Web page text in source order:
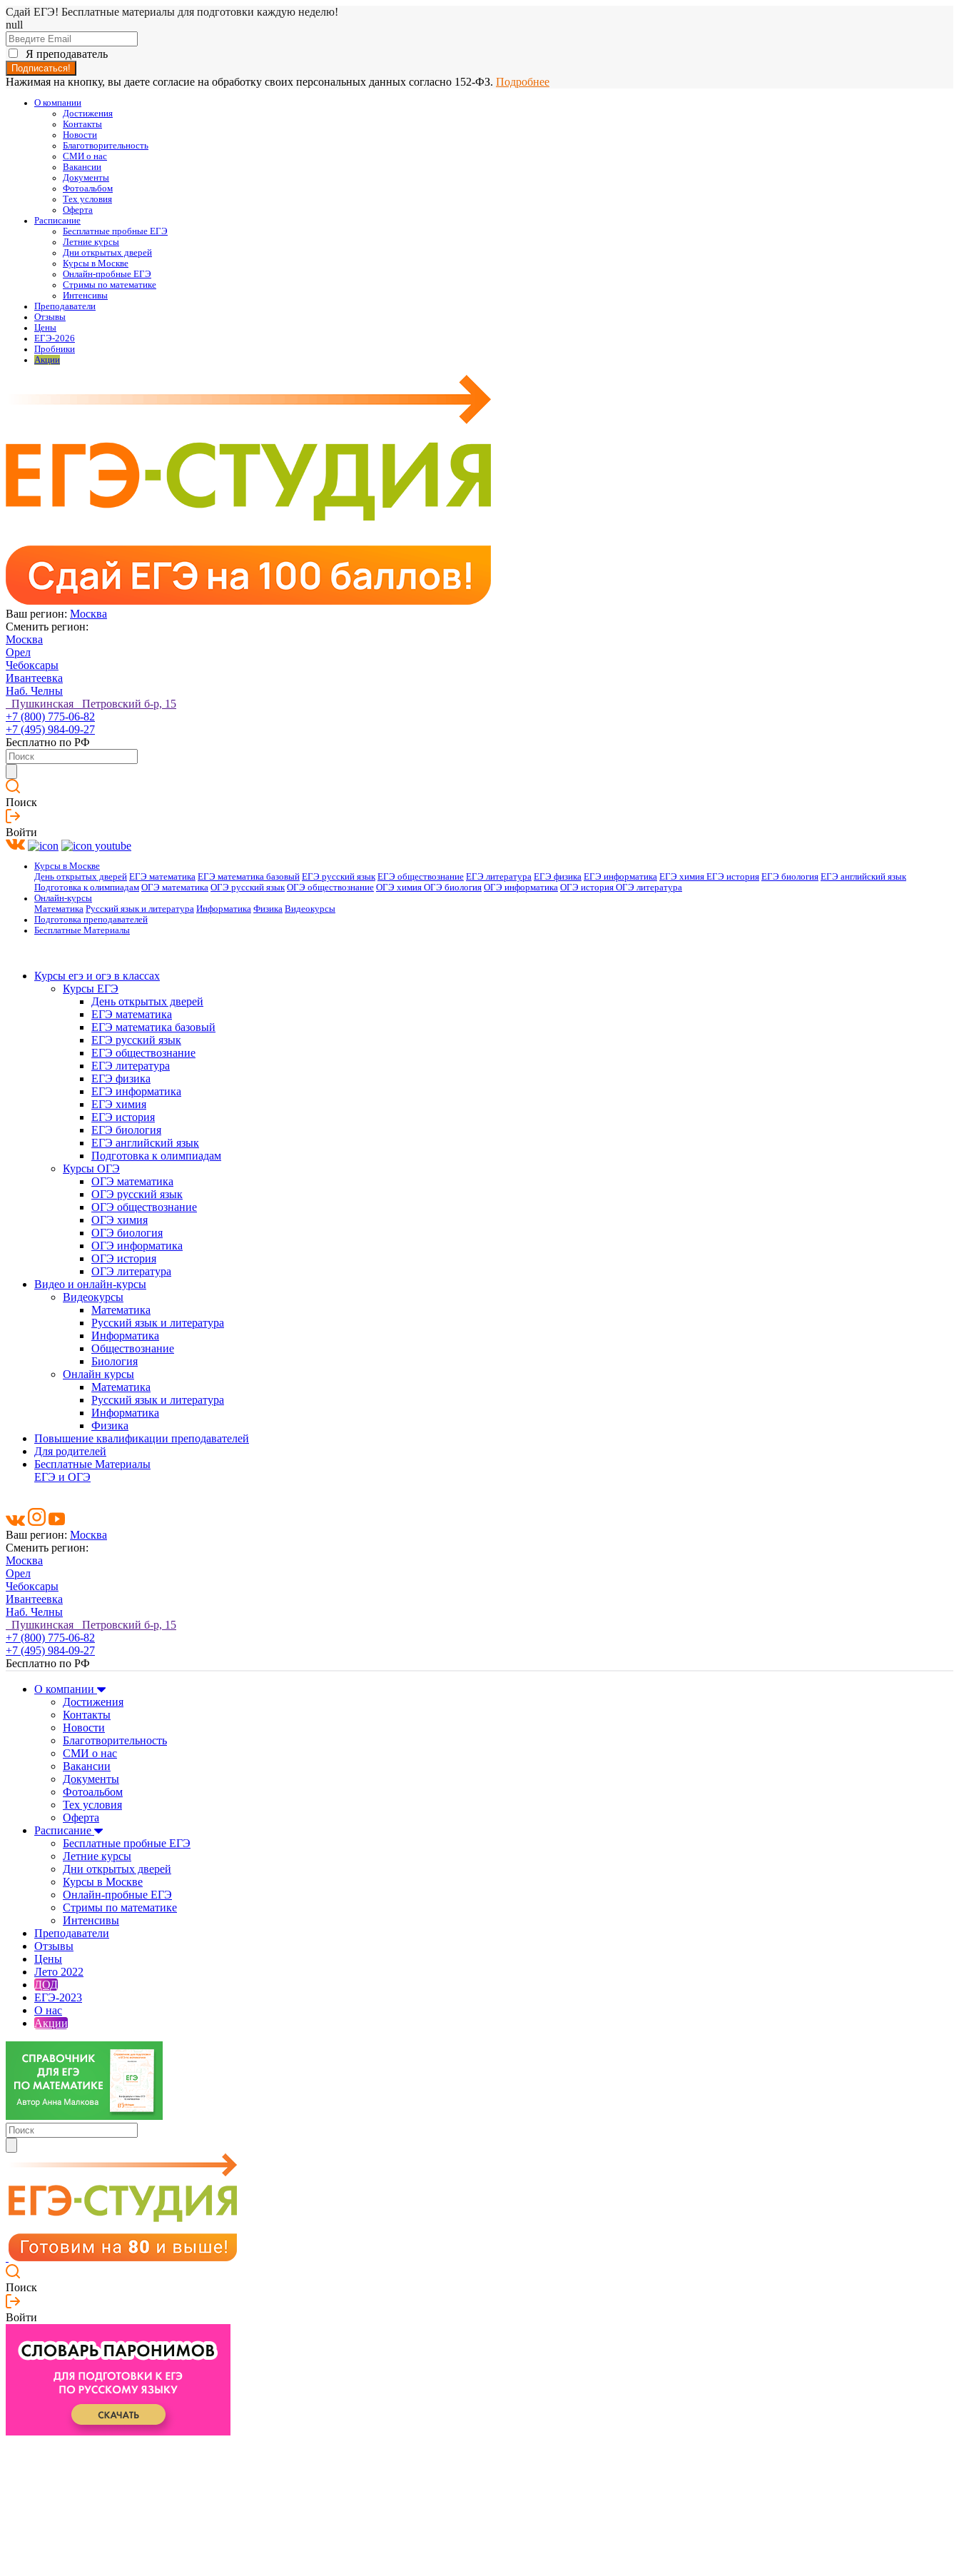
Сдай ЕГЭ! Бесплатные материалы для подготовки каждую неделю!
null
Я преподаватель
Нажимая на кнопку, вы даете согласие на обработку своих персональных данных согласно 152-ФЗ. Подробнее
О компании
Достижения
Контакты
Новости
Благотворительность
СМИ о нас
Вакансии
Документы
Фотоальбом
Тех условия
Оферта
Расписание
Бесплатные пробные ЕГЭ
Летние курсы
Дни открытых дверей
Курсы в Москве
Онлайн-пробные ЕГЭ
Стримы по математике
Интенсивы
Преподаватели
Отзывы
Цены
ЕГЭ-2026
Пробники
Акции
Ваш регион: Москва
Сменить регион:
Москва
Орел
Чебоксары
Ивантеевка
Наб. Челны
Пушкинская Петровский б-р, 15
+7 (800) 775-06-82
+7 (495) 984-09-27
Бесплатно по РФ
Поиск
Войти
Курсы в Москве
День открытых дверей ЕГЭ математика ЕГЭ математика базовый ЕГЭ русский язык ЕГЭ обществознание ЕГЭ литература ЕГЭ физика ЕГЭ информатика ЕГЭ химия ЕГЭ история ЕГЭ биология ЕГЭ английский язык
Подготовка к олимпиадам ОГЭ математика ОГЭ русский язык ОГЭ обществознание ОГЭ химия ОГЭ биология ОГЭ информатика ОГЭ история ОГЭ литература
Онлайн-курсы
Математика Русский язык и литература Информатика Физика Видеокурсы
Подготовка преподавателей
Бесплатные Материалы
Курсы егэ и огэ в классах
Курсы ЕГЭ
День открытых дверей
ЕГЭ математика
ЕГЭ математика базовый
ЕГЭ русский язык
ЕГЭ обществознание
ЕГЭ литература
ЕГЭ физика
ЕГЭ информатика
ЕГЭ химия
ЕГЭ история
ЕГЭ биология
ЕГЭ английский язык
Подготовка к олимпиадам
Курсы ОГЭ
ОГЭ математика
ОГЭ русский язык
ОГЭ обществознание
ОГЭ химия
ОГЭ биология
ОГЭ информатика
ОГЭ история
ОГЭ литература
Видео и онлайн-курсы
Видеокурсы
Математика
Русский язык и литература
Информатика
Обществознание
Биология
Онлайн курсы
Математика
Русский язык и литература
Информатика
Физика
Повышение квалификации преподавателей
Для родителей
Бесплатные Материалы
ЕГЭ и ОГЭ
Ваш регион: Москва
Сменить регион:
Москва
Орел
Чебоксары
Ивантеевка
Наб. Челны
Пушкинская Петровский б-р, 15
+7 (800) 775-06-82
+7 (495) 984-09-27
Бесплатно по РФ
О компании
Достижения
Контакты
Новости
Благотворительность
СМИ о нас
Вакансии
Документы
Фотоальбом
Тех условия
Оферта
Расписание
Бесплатные пробные ЕГЭ
Летние курсы
Дни открытых дверей
Курсы в Москве
Онлайн-пробные ЕГЭ
Стримы по математике
Интенсивы
Преподаватели
Отзывы
Цены
Лето 2022
ДОД
ЕГЭ-2023
О нас
Акции
Поиск
Войти